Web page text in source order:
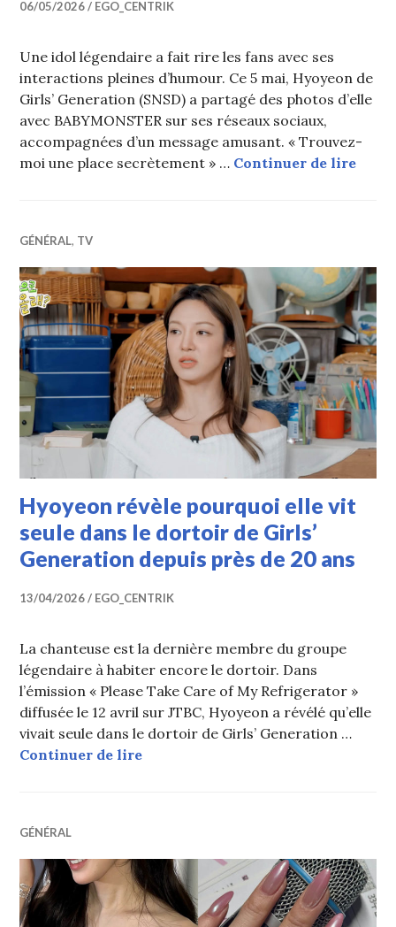
06/05/2026 EGO_CENTRIK
Une idol légendaire a fait rire les fans avec ses
interactions pleines d’humour. Ce 5 mai, Hyoyeon de
Girls’ Generation (SNSD) a partagé des photos d’elle
avec BABYMONSTER sur ses réseaux sociaux,
accompagnées d’un message amusant. « Trouvez-
moi une place secrètement » … Continuer de lire«
GÉNÉRAL, TV
Hyoyeon révèle pourquoi elle vit
seule dans le dortoir de Girls’
Generation depuis près de 20 ans
13/04/2026 EGO_CENTRIK
La chanteuse est la dernière membre du groupe
légendaire à habiter encore le dortoir. Dans
l’émission « Please Take Care of My Refrigerator »
diffusée le 12 avril sur JTBC, Hyoyeon a révélé qu’elle
vivait seule dans le dortoir de Girls’ Generation …
Continuer de lireHyoyeon révèle pourquoi elle vit
GÉNÉRAL